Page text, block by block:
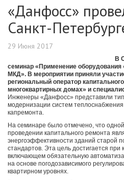
«Данфосс»
Санкт-
29 Июня 2017
В
семинар «Применение
МКД». В мероприятии приняли
региональный оператор
многоквартирных домах» и
Инженеры «Данфосс» представили
модернизации систем
капремонта.
На семинаре было отмечено, что
проведении капитального ремонта
энергоэффективности зданий старой
стандартов. Эта цель достигается при
включающем обязательную
на основе погодозависимого
квартирном уровнях.